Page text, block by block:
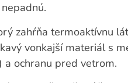
zahŕňa termoaktívnu
vonkajší materiál s
ochranu pred vetrom.